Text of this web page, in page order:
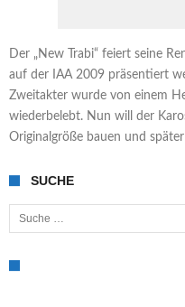
Der „New Trabi“ feiert seine
auf der IAA 2009 präsentiert
Zweitakter wurde von einem
wiederbelebt. Nun will der
Originalgröße bauen und
SUCHE
Suche nach: